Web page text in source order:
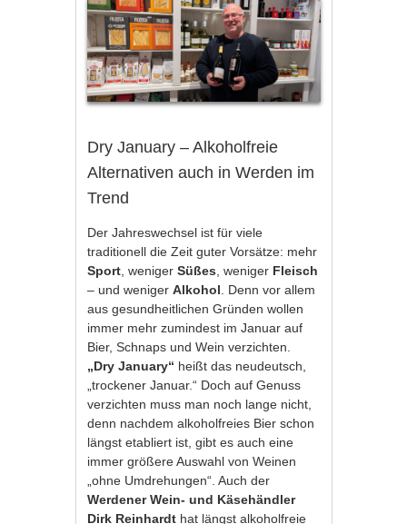
Dry January – Alkoholfreie
Alternativen auch in Werden im
Trend
Der Jahreswechsel ist für viele
traditionell die Zeit guter Vorsätze: mehr
Sport , wenigerSüßes , weniger Fleisch
– und wenigerAlkohol . Denn vor allem
aus gesundheitlichen Gründen wollen
immer mehr zumindest im Januar auf
Bier, Schnaps und Wein verzichten.
„Dry January“ heißt das neudeutsch,
„trockener Januar.“ Doch auf Genuss
verzichten muss man noch lange nicht,
denn nachdem alkoholfreies Bier schon
längst etabliert ist, gibt es auch eine
immer größere Auswahl von Weinen
„ohne Umdrehungen“. Auch der
Werdener Wein- und Käsehändler
Dirk Reinhardt hat längst alkoholfreie